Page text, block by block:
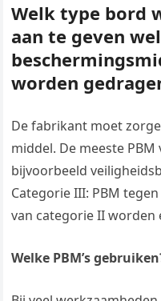
Welk type bord
aan te geven
worden
De fabrikant moet
middel. De meeste
bijvoorbeeld
Categorie III: PBM
van categorie II worden
Welke PBM’s